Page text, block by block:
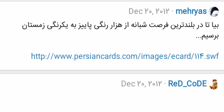
mehryas
Dec 20, 2012
بیا تا در بلندترین فرصت شبانه از هزار رنگی پاییز به یکرنگی زمستان
برسیم...
http://www.persiancards.com/images/ecard/114.swf
ReD_CoDE
Dec 20, 2012